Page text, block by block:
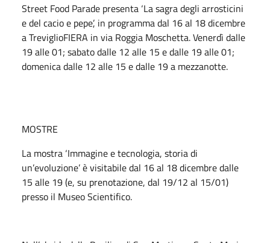
Street Food Parade presenta ‘La sagra degli arrosticini
e del cacio e pepe’, in programma dal 16 al 18 dicembre
a TreviglioFIERA in via Roggia Moschetta. Venerdì dalle
19 alle 01; sabato dalle 12 alle 15 e dalle 19 alle 01;
domenica dalle 12 alle 15 e dalle 19 a mezzanotte.
MOSTRE
La mostra ‘Immagine e tecnologia, storia di
un’evoluzione’ è visitabile dal 16 al 18 dicembre dalle
15 alle 19 (e, su prenotazione, dal 19/12 al 15/01)
presso il Museo Scientifico.